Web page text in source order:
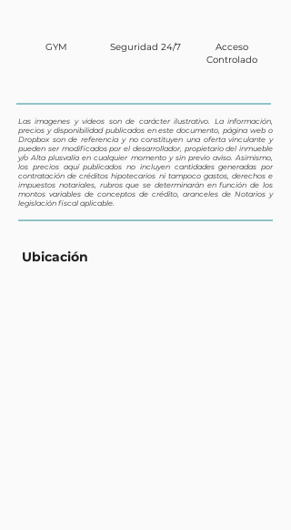
GYM Seguridad 24/7
Acceso
Controlado
Las imagenes y videos son de carácter ilustrativo. La información,
precios y disponibilidad publicados en este documento, página web o
Dropbox son de referencia y no constituyen una oferta vinculante y
pueden ser modificados por el desarrollador, propietario del inmueble
y/o Alta plusvalía en cualquier momento y sin previo aviso. Asimismo,
los precios aquí publicados no incluyen cantidades generadas por
contratación de créditos hipotecarios ni tampoco gastos, derechos e
impuestos notariales, rubros que se determinarán en función de los
montos variables de conceptos de crédito, aranceles de Notarios y
legislación fiscal aplicable.
Ubicación